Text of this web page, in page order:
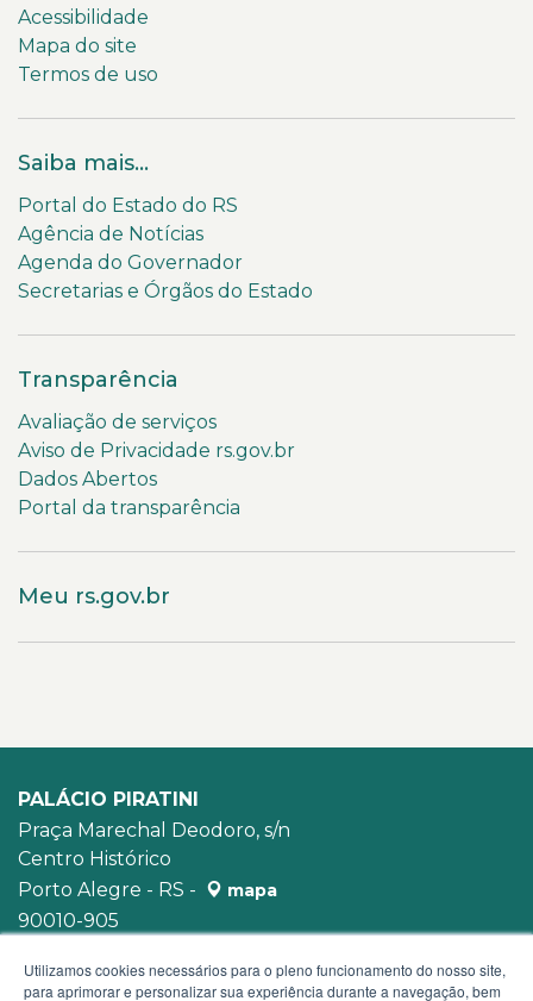
Acessibilidade
Mapa do site
Termos de uso
Saiba mais...
Portal do Estado do RS
Agência de Notícias
Agenda do Governador
Secretarias e Órgãos do Estado
Transparência
Avaliação de serviços
Aviso de Privacidade rs.gov.br
Dados Abertos
Portal da transparência
Meu rs.gov.br
PALÁCIO PIRATINI
Praça Marechal Deodoro, s/n
Centro Histórico
Porto Alegre - RS -
mapa
90010-905
Utilizamos cookies necessários para o pleno funcionamento do nosso site,
para aprimorar e personalizar sua experiência durante a navegação, bem